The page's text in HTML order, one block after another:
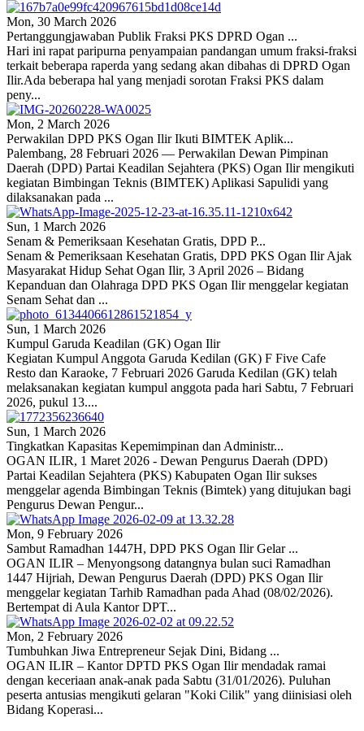
Mon, 30 March 2026
Pertanggungjawaban Publik Fraksi PKS DPRD Ogan ...
Hari ini rapat paripurna penyampaian pandangan umum fraksi-fraksi
terkait beberapa raperda yang sedang akan dibahas di DPRD Ogan
Ilir.Ada beberapa hal yang menjadi sorotan Fraksi PKS dalam
peny...
Mon, 2 March 2026
Perwakilan DPD PKS Ogan Ilir Ikuti BIMTEK Aplik...
Palembang, 28 Februari 2026 — Perwakilan Dewan Pimpinan
Daerah (DPD) Partai Keadilan Sejahtera (PKS) Ogan Ilir mengikuti
kegiatan Bimbingan Teknis (BIMTEK) Aplikasi Sapulidi yang
dilaksanakan pada ...
Sun, 1 March 2026
Senam & Pemeriksaan Kesehatan Gratis, DPD P...
Senam & Pemeriksaan Kesehatan Gratis, DPD PKS Ogan Ilir Ajak
Masyarakat Hidup Sehat Ogan Ilir, 3 April 2026 – Bidang
Kepanduan dan Olahraga DPD PKS Ogan Ilir menggelar kegiatan
Senam Sehat dan ...
Sun, 1 March 2026
Kumpul Garuda Keadilan (GK) Ogan Ilir
Kegiatan Kumpul Anggota Garuda Kedilan (GK) F Five Cafe
Resto dan Karaoke, 7 Februari 2026 Garuda Kedilan (GK) telah
melaksanakan kegiatan kumpul anggota pada hari Sabtu, 7 Februari
2026, pukul 13....
Sun, 1 March 2026
Tingkatkan Kapasitas Kepemimpinan dan Administr...
OGAN ILIR, 1 Maret 2026 - Dewan Pengurus Daerah (DPD)
Partai Keadilan Sejahtera (PKS) Kabupaten Ogan Ilir sukses
menggelar agenda Bimbingan Teknis (Bimtek) yang ditujukan bagi
Pengurus Dewan Pengur...
Mon, 9 February 2026
Sambut Ramadhan 1447H, DPD PKS Ogan Ilir Gelar ...
OGAN ILIR – Menyongsong datangnya bulan suci Ramadhan
1447 Hijriah, Dewan Pengurus Daerah (DPD) PKS Ogan Ilir
menggelar kegiatan Tarhib Ramadhan pada Ahad (08/02/2026).
Bertempat di Aula Kantor DPT...
Mon, 2 February 2026
Tumbuhkan Jiwa Entrepreneur Sejak Dini, Bidang ...
OGAN ILIR – Kantor DPTD PKS Ogan Ilir mendadak ramai
dengan keceriaan anak-anak pada Sabtu (31/01/2026). Puluhan
peserta antusias mengikuti gelaran "Koki Cilik" yang diinisiasi oleh
Bidang Koperasi...